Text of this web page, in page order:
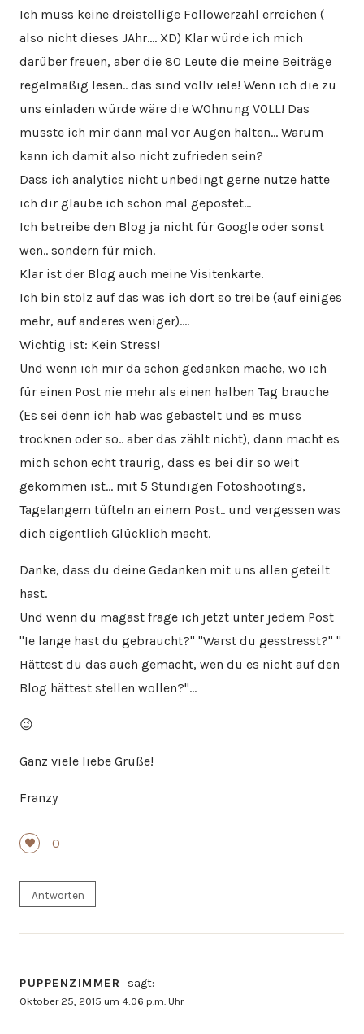
Ich muss keine dreistellige Followerzahl erreichen (
also nicht dieses JAhr…. XD) Klar würde ich mich
darüber freuen, aber die 80 Leute die meine Beiträge
regelmäßig lesen.. das sind vollv iele! Wenn ich die zu
uns einladen würde wäre die WOhnung VOLL! Das
musste ich mir dann mal vor Augen halten… Warum
kann ich damit also nicht zufrieden sein?
Dass ich analytics nicht unbedingt gerne nutze hatte
ich dir glaube ich schon mal gepostet…
Ich betreibe den Blog ja nicht für Google oder sonst
wen.. sondern für mich.
Klar ist der Blog auch meine Visitenkarte.
Ich bin stolz auf das was ich dort so treibe (auf einiges
mehr, auf anderes weniger)….
Wichtig ist: Kein Stress!
Und wenn ich mir da schon gedanken mache, wo ich
für einen Post nie mehr als einen halben Tag brauche
(Es sei denn ich hab was gebastelt und es muss
trocknen oder so.. aber das zählt nicht), dann macht es
mich schon echt traurig, dass es bei dir so weit
gekommen ist… mit 5 Stündigen Fotoshootings,
Tagelangem tüfteln an einem Post.. und vergessen was
dich eigentlich Glücklich macht.
Danke, dass du deine Gedanken mit uns allen geteilt
hast.
Und wenn du magast frage ich jetzt unter jedem Post
"Ie lange hast du gebraucht?" "Warst du gesstresst?" "
Hättest du das auch gemacht, wen du es nicht auf den
Blog hättest stellen wollen?"…
😉
Ganz viele liebe Grüße!
Franzy
0
Antworten
PUPPENZIMMER sagt:
Oktober 25, 2015 um 4:06 p.m. Uhr